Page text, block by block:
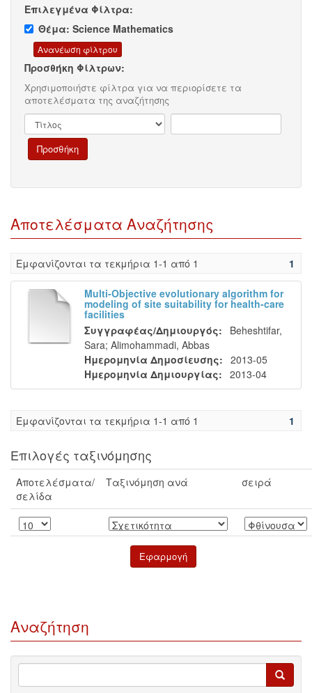
Επιλεγμένα Φίλτρα:
Θέμα: Science Mathematics
Προσθήκη Φίλτρων:
Χρησιμοποιήστε φίλτρα για να περιορίσετε τα
αποτελέσματα της αναζήτησης
Αποτελέσματα Αναζήτησης
Eμφανίζονται τα τεκμήρια 1-1 από 1 1
Multi-Objective evolutionary algorithm for
modeling of site suitability for health-care
facilities
Συγγραφέας/Δημιουργός:
Beheshtifar,
Sara; Alimohammadi, Abbas
Ημερομηνία Δημοσίευσης: 2013-05
Ημερομηνία Δημιουργίας: 2013-04
Eμφανίζονται τα τεκμήρια 1-1 από 1 1
Επιλογές ταξινόμησης
Αποτελέσματα/
σελίδα
Ταξινόμηση ανά σειρά
Αναζήτηση